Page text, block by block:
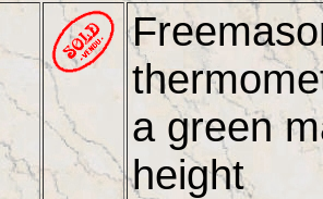
a green
height